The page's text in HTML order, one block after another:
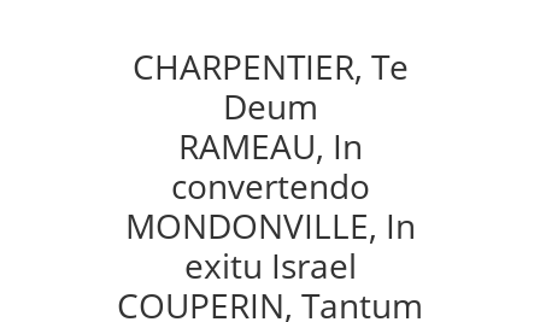
CHARPENTIER, Te
Deum
RAMEAU, In
convertendo
MONDONVILLE, In
exitu Israel
COUPERIN, Tantum